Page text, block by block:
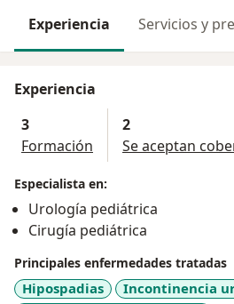
Experiencia Servicios y
Experiencia
3
Formación
2
Se aceptan
Especialista en:
Urología pediátrica
Cirugía pediátrica
Principales enfermedades tratadas
Hipospadias
Incontinencia